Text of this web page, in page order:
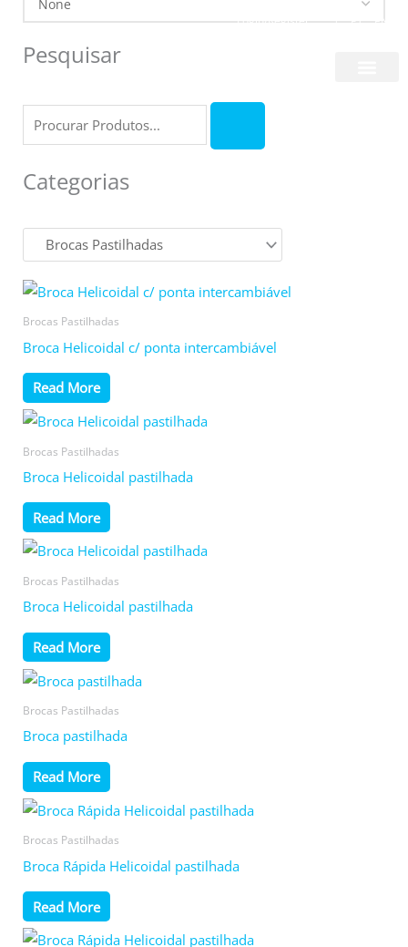
content
Login/Register | PT EN
Pesquisar
Categorias
Brocas Pastilhadas
Broca Helicoidal c/ ponta intercambiável
Read More
Brocas Pastilhadas
Broca Helicoidal pastilhada
Read More
Brocas Pastilhadas
Broca Helicoidal pastilhada
Read More
Brocas Pastilhadas
Broca pastilhada
Read More
Brocas Pastilhadas
Broca Rápida Helicoidal pastilhada
Read More